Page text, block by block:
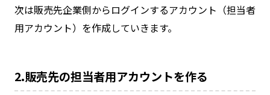
次は販売先企業側からログインするアカウント（担当者
用アカウント）を作成していきます。
2.販売先の担当者用アカウントを作る